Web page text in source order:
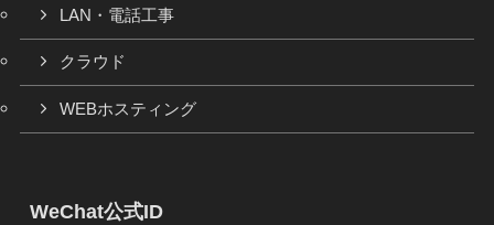
LAN・電話工事
クラウド
WEBホスティング
WeChat公式ID